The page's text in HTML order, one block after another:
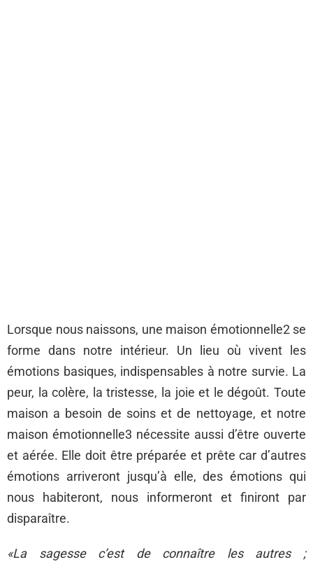
Lorsque nous naissons, une maison émotionnelle2 se
forme dans notre intérieur. Un lieu où vivent les
émotions basiques, indispensables à notre survie. La
peur, la colère, la tristesse, la joie et le dégoût. Toute
maison a besoin de soins et de nettoyage, et notre
maison émotionnelle3 nécessite aussi d’être ouverte
et aérée. Elle doit être préparée et prête car d’autres
émotions arriveront jusqu’à elle, des émotions qui
nous habiteront, nous informeront et finiront par
disparaître.
«La sagesse c’est de connaître les autres ;